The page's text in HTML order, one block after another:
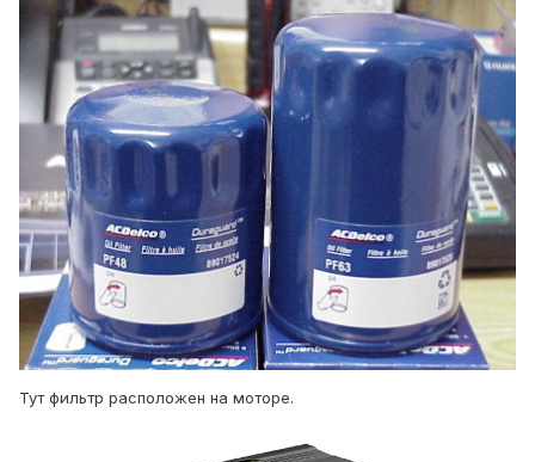
Тут фильтр расположен на моторе.